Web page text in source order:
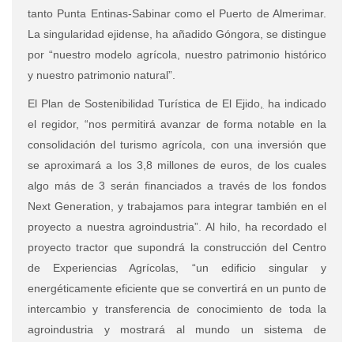
tanto Punta Entinas-Sabinar como el Puerto de Almerimar.
La singularidad ejidense, ha añadido Góngora, se distingue
por “nuestro modelo agrícola, nuestro patrimonio histórico
y nuestro patrimonio natural”.
El Plan de Sostenibilidad Turística de El Ejido
ha indicado
el regidor, “nos permitirá avanzar de forma notable en la
consolidación del turismo agrícola, con una inversión que
se aproximará a los 3,8 millones de euros, de los cuales
algo más de 3 serán financiados a través de los fondos
Next Generation, y trabajamos para integrar también en el
proyecto a nuestra agroindustria”. Al hilo, ha recordado el
proyecto tractor que supondrá la construcción del Centro
de Experiencias Agrícolas, “un edificio singular y
energéticamente eficiente que se convertirá en un punto de
intercambio y transferencia de conocimiento de toda la
agroindustria y mostrará al mundo un sistema de